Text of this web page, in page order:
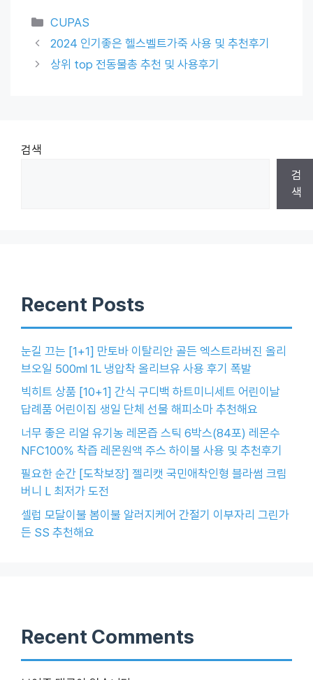
Categories
CUPAS
2024 인기좋은 헬스벨트가죽 사용 및 추천후기
상위 top 전동물총 추천 및 사용후기
검색
검
색
Recent Posts
눈길 끄는 [1+1] 만토바 이탈리안 골든 엑스트라버진 올리
브오일 500ml 1L 냉압착 올리브유 사용 후기 폭발
빅히트 상품 [10+1] 간식 구디백 하트미니세트 어린이날
답례품 어린이집 생일 단체 선물 해피소마 추천해요
너무 좋은 리얼 유기농 레몬즙 스틱 6박스(84포) 레몬수
NFC100% 착즙 레몬원액 주스 하이볼 사용 및 추천후기
필요한 순간 [도착보장] 젤리캣 국민애착인형 블라썸 크림
버니 L 최저가 도전
셀럽 모달이불 봄이불 알러지케어 간절기 이부자리 그린가
든 SS 추천해요
Recent Comments